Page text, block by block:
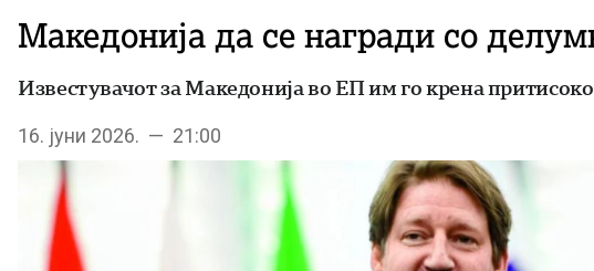
Македонија да се награди со
Известувачот за Македонија во ЕП им го крена
16. јуни 2026. — 21:00